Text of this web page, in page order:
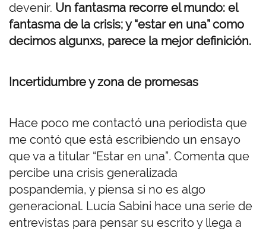
devenir. Un fantasma recorre el mundo: el
fantasma de la crisis; y “estar en una” como
decimos algunxs, parece la mejor definición.
Incertidumbre y zona de promesas
Hace poco me contactó una periodista que
me contó que está escribiendo un ensayo
que va a titular “Estar en una”. Comenta que
percibe una crisis generalizada
pospandemia, y piensa si no es algo
generacional. Lucía Sabini hace una serie de
entrevistas para pensar su escrito y llega a